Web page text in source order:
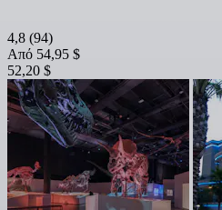
4,8 (94)
Από 54,95 $
52,20 $